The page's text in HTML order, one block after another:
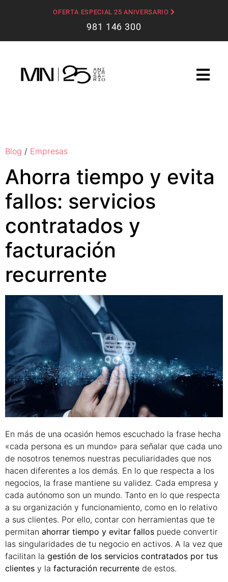
OFERTA ESPECIAL 25 ANIVERSARIO
981 146 300
Blog / Empresas
Ahorra tiempo y evita
fallos: servicios
contratados y
facturación
recurrente
En más de una ocasión hemos escuchado la frase hecha
«cada persona es un mundo» para señalar que cada uno
de nosotros tenemos nuestras peculiaridades que nos
hacen diferentes a los demás. En lo que respecta a los
negocios, la frase mantiene su validez. Cada empresa y
cada autónomo son un mundo. Tanto en lo que respecta
a su organización y funcionamiento, como en lo relativo
a sus clientes. Por ello, contar con herramientas que te
permitan ahorrar tiempo y evitar fallos puede convertir
las singularidades de tu negocio en activos. A la vez que
facilitan la gestión de los servicios contratados por tus
clientes y la facturación recurrente de estos.